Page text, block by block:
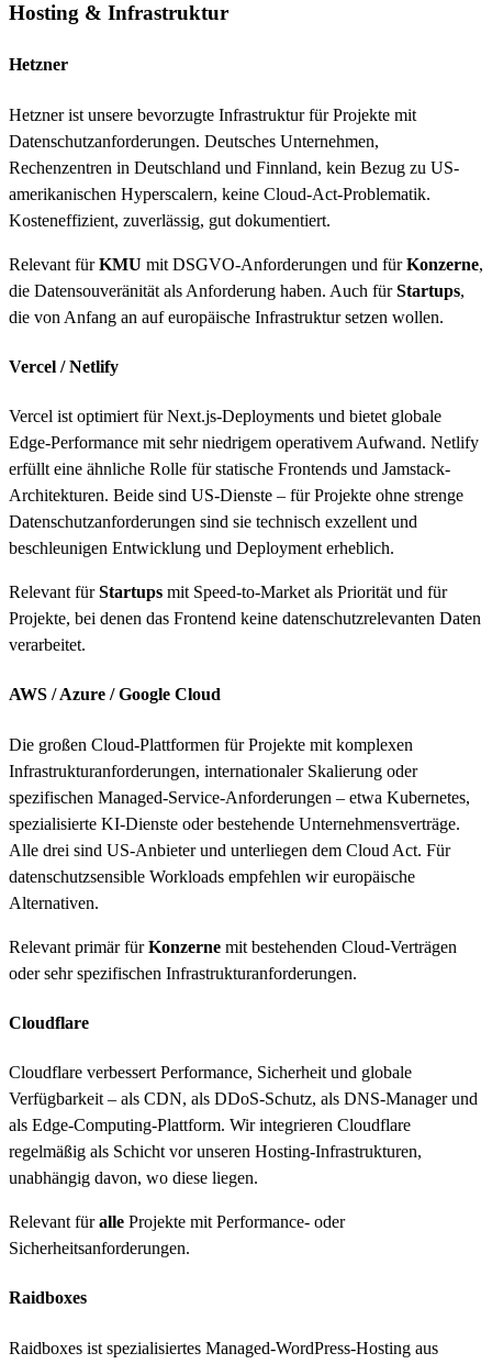
Hosting & Infrastruktur
Hetzner
Hetzner ist unsere bevorzugte Infrastruktur für Projekte mit
Datenschutzanforderungen. Deutsches Unternehmen,
Rechenzentren in Deutschland und Finnland, kein Bezug zu US-
amerikanischen Hyperscalern, keine Cloud-Act-Problematik.
Kosteneffizient, zuverlässig, gut dokumentiert.
Relevant fürKMU mit DSGVO-Anforderungen und fürKonzerne,
die Datensouveränität als Anforderung haben. Auch fürStartups,
die von Anfang an auf europäische Infrastruktur setzen wollen.
Vercel / Netlify
Vercel ist optimiert für Next.js-Deployments und bietet globale
Edge-Performance mit sehr niedrigem operativem Aufwand. Netlify
erfüllt eine ähnliche Rolle für statische Frontends und Jamstack-
Architekturen. Beide sind US-Dienste – für Projekte ohne strenge
Datenschutzanforderungen sind sie technisch exzellent und
beschleunigen Entwicklung und Deployment erheblich.
Relevant fürStartups mit Speed-to-Market als Priorität und für
Projekte, bei denen das Frontend keine datenschutzrelevanten Daten
verarbeitet.
AWS / Azure / Google Cloud
Die großen Cloud-Plattformen für Projekte mit komplexen
Infrastrukturanforderungen, internationaler Skalierung oder
spezifischen Managed-Service-Anforderungen – etwa Kubernetes,
spezialisierte KI-Dienste oder bestehende Unternehmensverträge.
Alle drei sind US-Anbieter und unterliegen dem Cloud Act. Für
datenschutzsensible Workloads empfehlen wir europäische
Alternativen.
Relevant primär fürKonzerne mit bestehenden Cloud-Verträgen
oder sehr spezifischen Infrastrukturanforderungen.
Cloudflare
Cloudflare verbessert Performance, Sicherheit und globale
Verfügbarkeit – als CDN, als DDoS-Schutz, als DNS-Manager und
als Edge-Computing-Plattform. Wir integrieren Cloudflare
regelmäßig als Schicht vor unseren Hosting-Infrastrukturen,
unabhängig davon, wo diese liegen.
Relevant füralle Projekte mit Performance- oder
Sicherheitsanforderungen.
Raidboxes
Raidboxes ist spezialisiertes Managed-WordPress-Hosting aus